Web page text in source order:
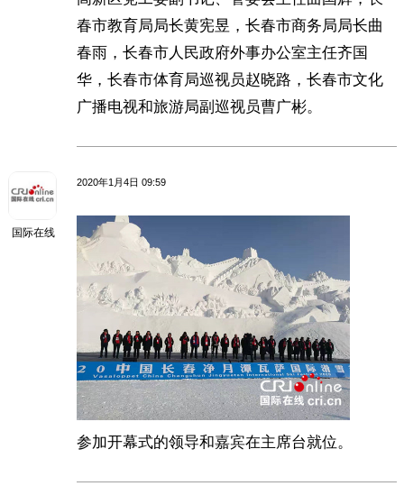
春市教育局局长黄宪昱，长春市商务局局长曲
春雨，长春市人民政府外事办公室主任齐国
华，长春市体育局巡视员赵晓路，长春市文化
广播电视和旅游局副巡视员曹广彬。
国际在线
2020年1月4日 09:59
参加开幕式的领导和嘉宾在主席台就位。